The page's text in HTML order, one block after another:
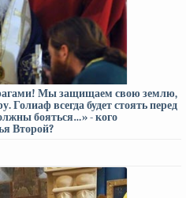
Мы защищаем свою землю,
Голиаф всегда будет стоять перед
бояться…» - кого
Второй?